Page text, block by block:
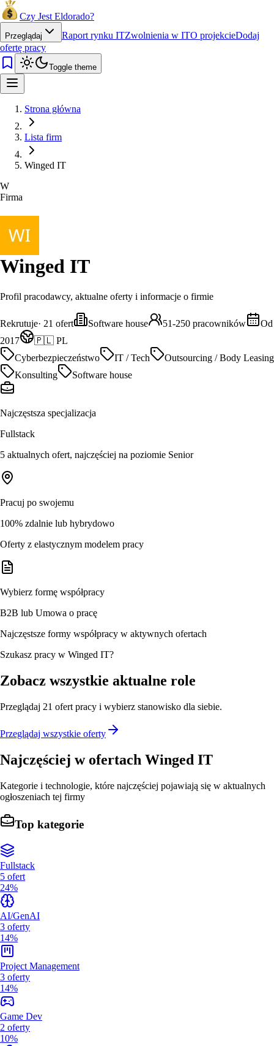
Czy Jest Eldorado?
Przeglądaj Raport rynku ITZwolnienia w ITO projekcieDodaj
ofertę pracy
Toggle theme
Strona główna
Lista firm
Winged IT
W
Firma
Winged IT
Profil pracodawcy, aktualne oferty i informacje o firmie
Rekrutuje· 21 ofert Software house 51-250 pracowników
Od
2017
🇵🇱 PL
Cyberbezpieczeństwo
IT / Tech
Outsourcing / Body Leasing
Konsulting
Software house
Najczęstsza specjalizacja
Fullstack
5 aktualnych ofert, najczęściej na poziomie Senior
Pracuj po swojemu
100% zdalnie lub hybrydowo
Oferty z elastycznym modelem pracy
Wybierz formę współpracy
B2B lub Umowa o pracę
Najczęstsze formy współpracy w aktywnych ofertach
Szukasz pracy w Winged IT?
Zobacz wszystkie aktualne role
Przeglądaj 21 ofert pracy i wybierz stanowisko dla siebie.
Przeglądaj wszystkie oferty
Najczęściej w ofertach Winged IT
Kategorie i technologie, które najczęściej pojawiają się w aktualnych
ogłoszeniach tej firmy
Top kategorie
Fullstack
5 ofert
24%
AI/GenAI
3 oferty
14%
Project Management
3 oferty
14%
Game Dev
2 oferty
10%